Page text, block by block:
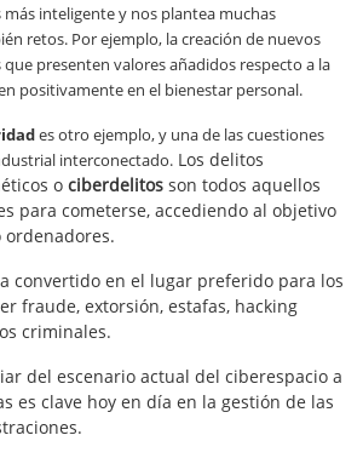
inteligente y nos plantea muchas
retos. Por ejemplo, la creación de nuevos
presenten valores añadidos respecto a la
positivamente en el bienestar personal.
es otro ejemplo, y una de las cuestiones
interconectado. Los delitos
o ciberdelitos son todos aquellos
para cometerse, accediendo al objetivo
convertido en el lugar preferido para los
fraude, extorsión, estafas, hacking
criminales.
del escenario actual del ciberespacio a
es clave hoy en día en la gestión de las